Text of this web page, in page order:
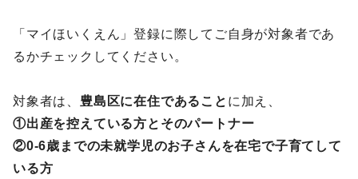
「マイほいくえん」登録に際してご自身が対象者であ
るかチェックしてください。
対象者は、 豊島区に在住であること に加え、
①出産を控えている方とそのパートナー
②0-6歳までの未就学児のお子さんを在宅で子育てして
いる方